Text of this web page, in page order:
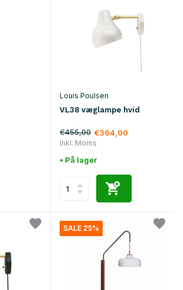
Louis Poulsen
VL38 væglampe hvid
€455,00 €364,00
Inkl. Moms
• På lager
SALE 25%